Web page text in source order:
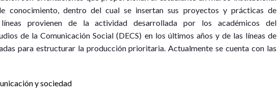
conocimiento, dentro del cual se insertan sus proyectos y prácticas de
líneas provienen de la actividad desarrollada por los académicos del
de la Comunicación Social (DECS) en los últimos años y de las líneas de
para estructurar la producción prioritaria. Actualmente se cuenta con las
y sociedad